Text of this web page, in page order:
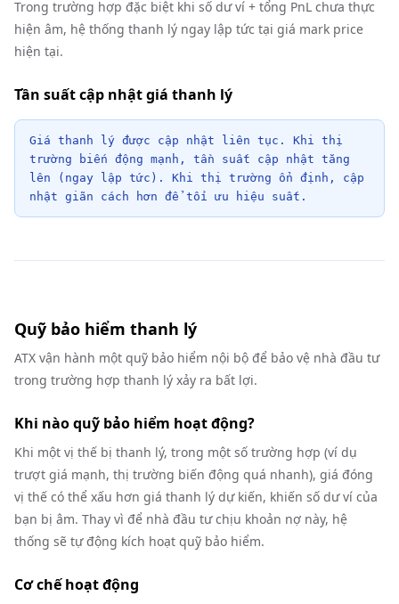
Trong trường hợp đặc biệt khi số dư ví + tổng PnL chưa thực
hiện âm, hệ thống thanh lý ngay lập tức tại giá mark price
hiện tại.
Tần suất cập nhật giá thanh lý
Giá thanh lý được cập nhật liên tục. Khi thị
trường biến động mạnh, tần suất cập nhật tăng
lên (ngay lập tức). Khi thị trường ổn định, cập
nhật giãn cách hơn để tối ưu hiệu suất.
Quỹ bảo hiểm thanh lý
ATX vận hành một quỹ bảo hiểm nội bộ để bảo vệ nhà đầu tư
trong trường hợp thanh lý xảy ra bất lợi.
Khi nào quỹ bảo hiểm hoạt động?
Khi một vị thế bị thanh lý, trong một số trường hợp (ví dụ
trượt giá mạnh, thị trường biến động quá nhanh), giá đóng
vị thế có thể xấu hơn giá thanh lý dự kiến, khiến số dư ví của
bạn bị âm. Thay vì để nhà đầu tư chịu khoản nợ này, hệ
thống sẽ tự động kích hoạt quỹ bảo hiểm.
Cơ chế hoạt động